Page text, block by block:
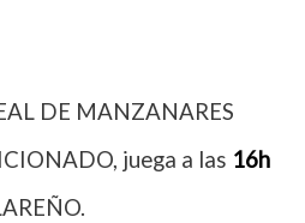
DE MANZANARES
juega a las 16h